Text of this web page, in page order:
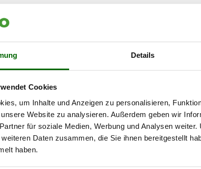
Details
Cookies
um Inhalte und Anzeigen zu personalisieren,
Website zu analysieren. Außerdem geben wir
für soziale Medien, Werbung und Analysen
Daten zusammen, die Sie ihnen bereitgestellt
haben.